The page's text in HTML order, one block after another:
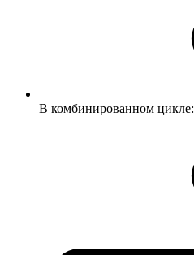
В комбинированном цикле: